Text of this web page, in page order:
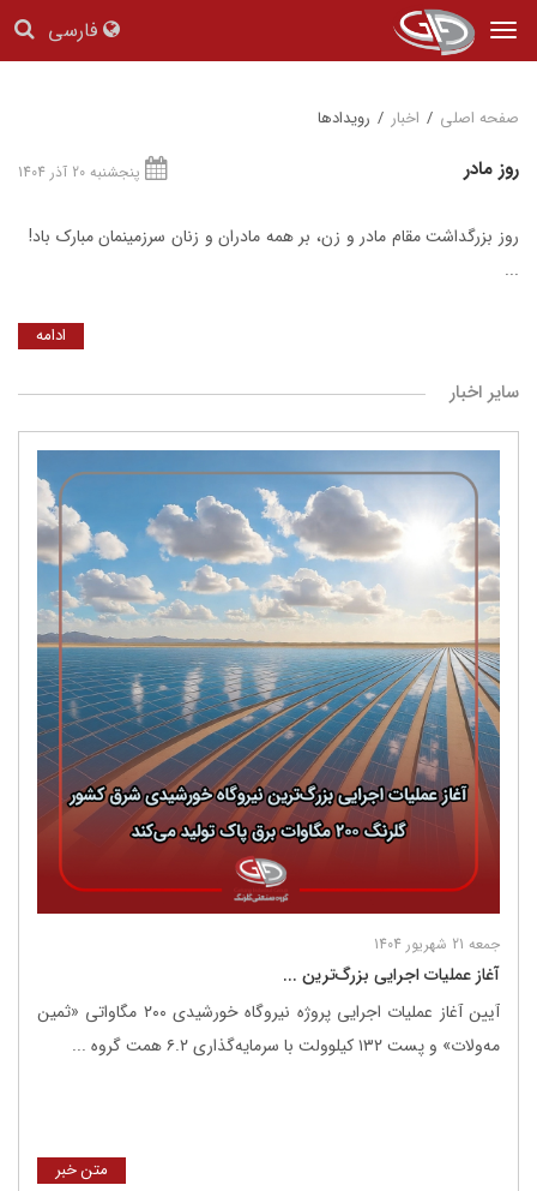
فارسی
صفحه اصلی / اخبار / رویدادها
روز مادر پنجشنبه 20 آذر 1404
روز بزرگداشت مقام مادر و زن، بر همه مادران و زنان سرزمینمان مبارک باد!
...
ادامه
سایر اخبار
جمعه 21 شهریور 1404
آغاز عملیات اجرایی بزرگ‌ترین ...
آیین آغاز عملیات اجرایی پروژه نیروگاه خورشیدی ۲۰۰ مگاواتی «ثمین
مه‌ولات» و پست ۱۳۲ کیلوولت با سرمایه‌گذاری ۶.۲ همت گروه ...
متن خبر